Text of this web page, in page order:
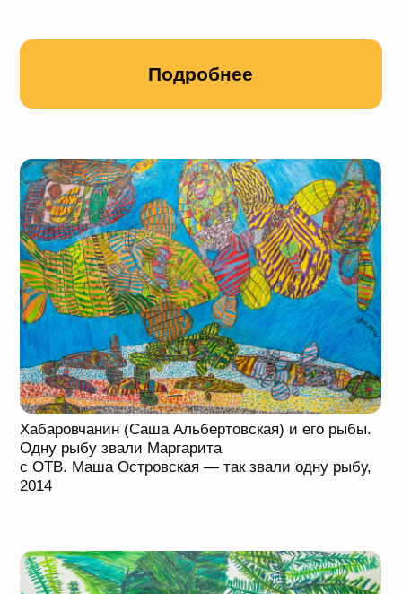
Просветительская программа выставки
включала онлайн и офлайн
мероприятия: лекции от экспертов
в области современного/
самодеятельного искусства; семинары
по созданию доступной среды в музеях;
дискуссии со специалистами; занятия
на экспозиции с разными людьми:
жителями социальных учреждений,
людьми с особыми потребностями;
встречи с художниками.